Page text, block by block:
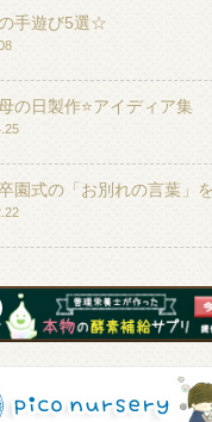
手遊び5選☆
の日製作⭐アイディア集
園式の「お別れの言葉」